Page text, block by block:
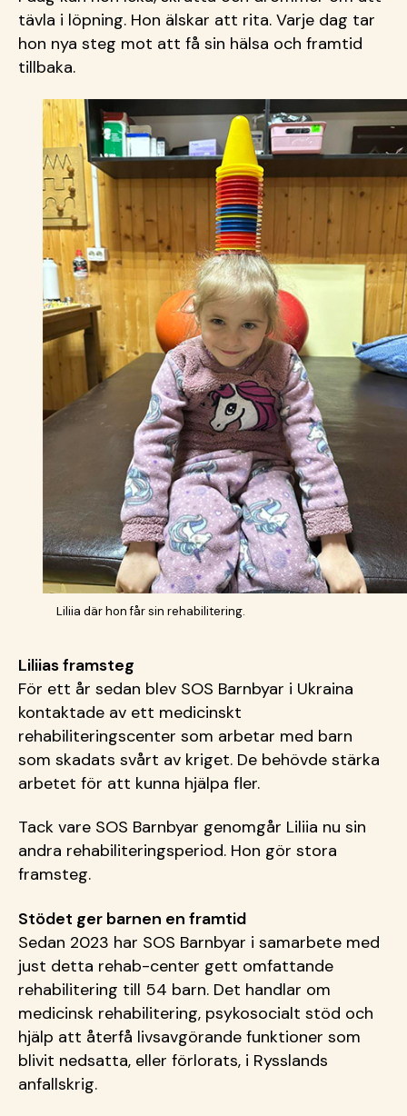
tävla i löpning. Hon älskar att rita. Varje dag tar
hon nya steg mot att få sin hälsa och framtid
tillbaka.
Liliia där hon får sin rehabilitering.
Liliias framsteg
För ett år sedan blev SOS Barnbyar i Ukraina
kontaktade av ett medicinskt
rehabiliteringscenter som arbetar med barn
som skadats svårt av kriget. De behövde stärka
arbetet för att kunna hjälpa fler.
Tack vare SOS Barnbyar genomgår Liliia nu sin
andra rehabiliteringsperiod. Hon gör stora
framsteg.
Stödet ger barnen en framtid
Sedan 2023 har SOS Barnbyar i samarbete med
just detta rehab-center gett omfattande
rehabilitering till 54 barn. Det handlar om
medicinsk rehabilitering, psykosocialt stöd och
hjälp att återfå livsavgörande funktioner som
blivit nedsatta, eller förlorats, i Rysslands
anfallskrig.